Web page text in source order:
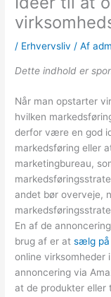
/ Erhvervsliv / Af
Dette indhold er
Når man opstarter
hvilken
derfor være en god
markedsføring eller
marketingbureau,
andet bør overveje,
En af de
brug af er atsælg på
online virksomheder
annoncering via
at de produkter eller